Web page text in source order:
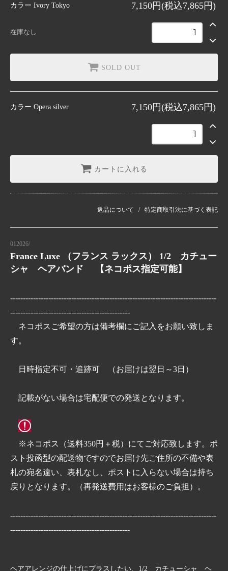
カラー Ivory Tokyo 7,150円(税込7,865円)
在庫なし
SOLD OUT
カラー Opera silver 7,150円(税込7,865円)
カートに入れる
返品について 特定商取引法に基づく表記
012026/
France Luxe （フランス ラックス） 1/2 カチュー
シャ ヘアバンド 【ネコポス指定可能】
---------------------------------------------------------------------------------
-----------------------------------------------
ネコポスご希望の方は備考欄にご記入をお願い致しま
す。
日時指定不可・追跡可 （お届けは翌日～3日）
記載がない場合は宅配便での発送となります。
※ネコポス（送料350円＋税）にてご対応致します。ポ
スト投函型の配送物ですのでお届け先ご住所の不備や表
札の宛名違い、表札なし、ポストに入らない場合は持ち
戻りとなります。（再発送費用はお客様のご負担）。
---------------------------------------------------------------------------------
-----------------------------------------------
ヘアアレンジの仕上げにプラスしたい、1/2 カチューシャ ヘ